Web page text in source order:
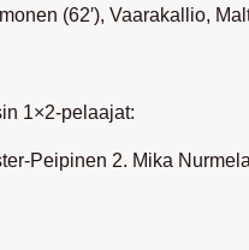
(62′), Vaarakallio,
1×2-pelaajat:
Peipinen 2. Mika